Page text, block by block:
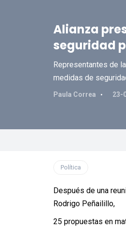
Alianza
seguridad
Representantes de
medidas de
Paula Correa 23-
Política
Después de una
Rodrigo Peñailillo,
25 propuestas en